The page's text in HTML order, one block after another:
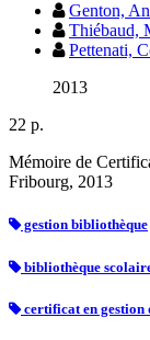
Genton,
Thiébaud,
Pettenati,
2013
22 p.
Mémoire de
Fribourg, 2013
gestion bibliothèque
bibliothèque
certificat en gestion